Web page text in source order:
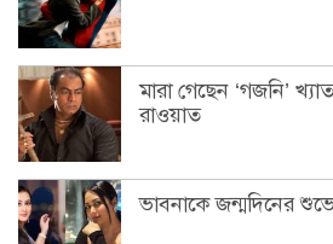
মারা গেছেন ‘গজনি’
রাওয়াত
ভাবনাকে জন্মদিনের